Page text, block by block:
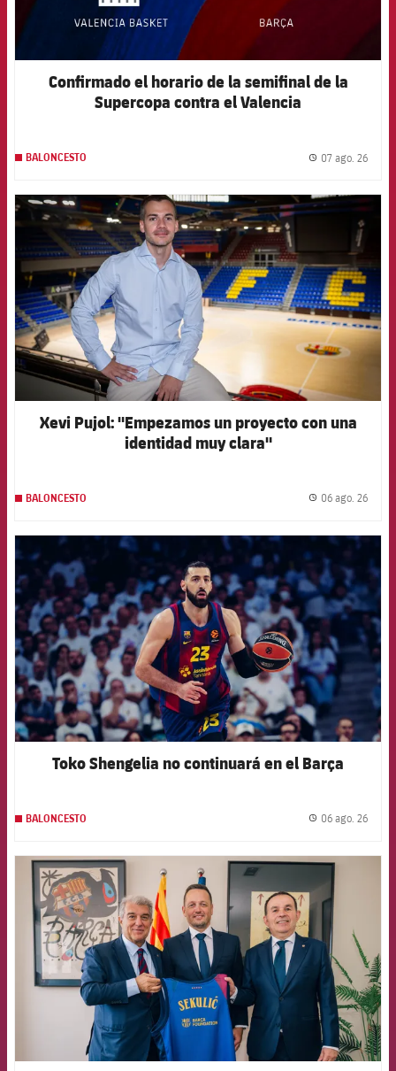
Confirmado el horario de la semifinal de la
Supercopa contra el Valencia
BALONCESTO 07 ago. 26
FCB Barcelona badge
Xevi Pujol: "Empezamos un proyecto con una
identidad muy clara"
BALONCESTO 06 ago. 26
FCB Barcelona badge
Toko Shengelia no continuará en el Barça
BALONCESTO 06 ago. 26
FCB Barcelona badge